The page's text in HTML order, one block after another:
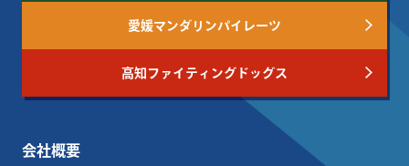
愛媛マンダリンパイレーツ
高知ファイティングドッグス
会社概要